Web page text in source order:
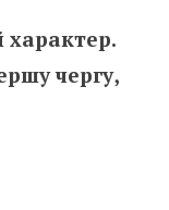
характер.
чергу,